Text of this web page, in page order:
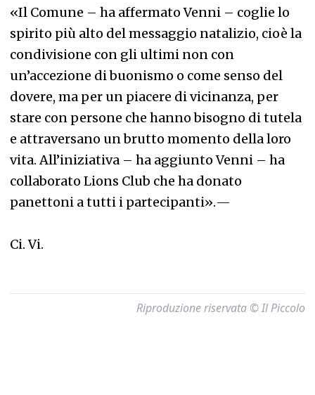
«Il Comune – ha affermato Venni – coglie lo
spirito più alto del messaggio natalizio, cioè la
condivisione con gli ultimi non con
un’accezione di buonismo o come senso del
dovere, ma per un piacere di vicinanza, per
stare con persone che hanno bisogno di tutela
e attraversano un brutto momento della loro
vita. All’iniziativa – ha aggiunto Venni – ha
collaborato Lions Club che ha donato
panettoni a tutti i partecipanti».—
Ci. Vi.
Riproduzione riservata © Il Piccolo